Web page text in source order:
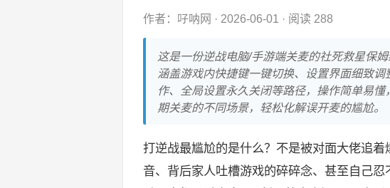
作者：吇呐网 · 2026-06-01 · 阅读 288
这是一份逆战电脑/手游端关麦的社死救星保
涵盖游戏内快捷键一键切换、设置界面细致
作、全局设置永久关闭等路径，操作简单易
期关麦的不同场景，轻松化解误开麦的尴尬。
打逆战最尴尬的是什么？不是被对面大佬追
音、背后家人吐槽游戏的碎碎念、甚至自己